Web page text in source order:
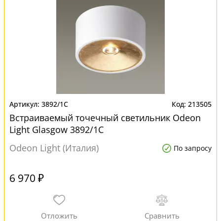
3892/1C 213505
Встраиваемый точечный светильник Odeon
Light Glasgow 3892/1C
Odeon Light (Италия)
По запросу
6 970 ₽